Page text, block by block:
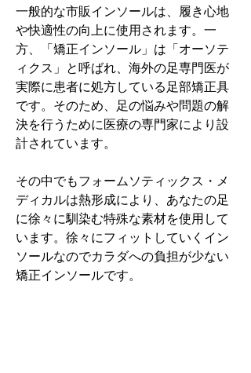
一般的な市販インソールは、履き心地
や快適性の向上に使用されます。一
方、「矯正インソール」は「オーソテ
ィクス」と呼ばれ、海外の足専門医が
実際に患者に処方している足部矯正具
です。そのため、足の悩みや問題の解
決を行うために医療の専門家により設
計されています。
その中でもフォームソティックス・メ
ディカルは熱形成により、あなたの足
に徐々に馴染む特殊な素材を使用して
います。徐々にフィットしていくイン
ソールなのでカラダへの負担が少ない
矯正インソールです。